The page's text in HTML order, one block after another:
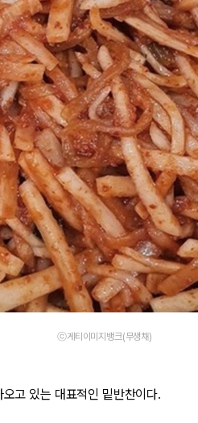
ⓒ게티이미지뱅크(무생채)
고 있는 대표적인 밑반찬이다.